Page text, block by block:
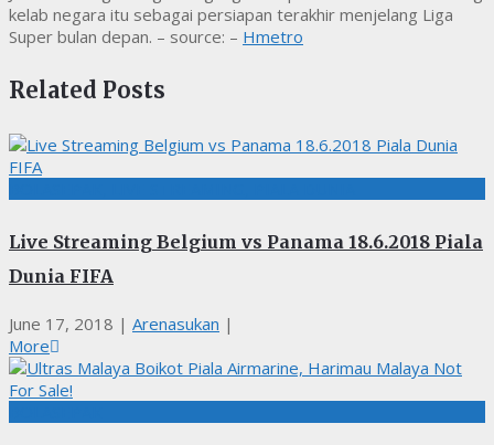
kelab negara itu sebagai persiapan terakhir menjelang Liga
Super bulan depan. – source: – Hmetro
Related Posts
Live Streaming Belgium vs Panama 18.6.2018 Piala
Dunia FIFA
June 17, 2018 | Arenasukan |
More